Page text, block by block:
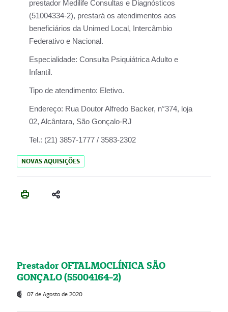
prestador Medilife Consultas e Diagnósticos
(51004334-2), prestará os atendimentos aos
beneficiários da Unimed Local, Intercâmbio
Federativo e Nacional.
Especialidade: Consulta Psiquiátrica Adulto e
Infantil.
Tipo de atendimento: Eletivo.
Endereço: Rua Doutor Alfredo Backer, n°374, loja
02, Alcântara, São Gonçalo-RJ
Tel.: (21) 3857-1777 / 3583-2302
NOVAS AQUISIÇÕES
Prestador OFTALMOCLÍNICA SÃO
GONÇALO (55004164-2)
07 de Agosto de 2020